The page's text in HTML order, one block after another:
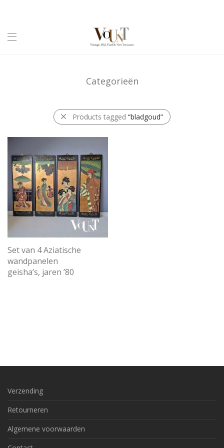
Categorieën
Products tagged “bladgoud”
Set van 4 Aziatische
wandpanelen
geisha’s, jaren ’80
Verzending
Retourneren
Algemene voorwaarden